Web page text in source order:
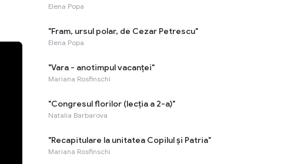
Elena Popa
"Fram, ursul polar, de Cezar Petrescu"
Elena Popa
"Vara - anotimpul vacanței"
Mariana Rosfinschi
"Congresul florilor (lecția a 2-a)"
Natalia Barbarova
"Recapitulare la unitatea Copilul și Patria"
Mariana Rosfinschi